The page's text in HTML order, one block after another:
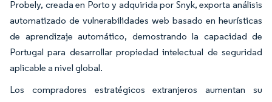
Probely, creada en Porto y adquirida por Snyk, exporta análisis
automatizado de vulnerabilidades web basado en heurísticas
de aprendizaje automático, demostrando la capacidad de
Portugal para desarrollar propiedad intelectual de seguridad
aplicable a nivel global.
Los compradores estratégicos extranjeros aumentan su